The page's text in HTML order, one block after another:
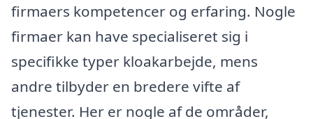
firmaers kompetencer og erfaring. Nogle
firmaer kan have specialiseret sig i
specifikke typer kloakarbejde, mens
andre tilbyder en bredere vifte af
tjenester. Her er nogle af de områder,